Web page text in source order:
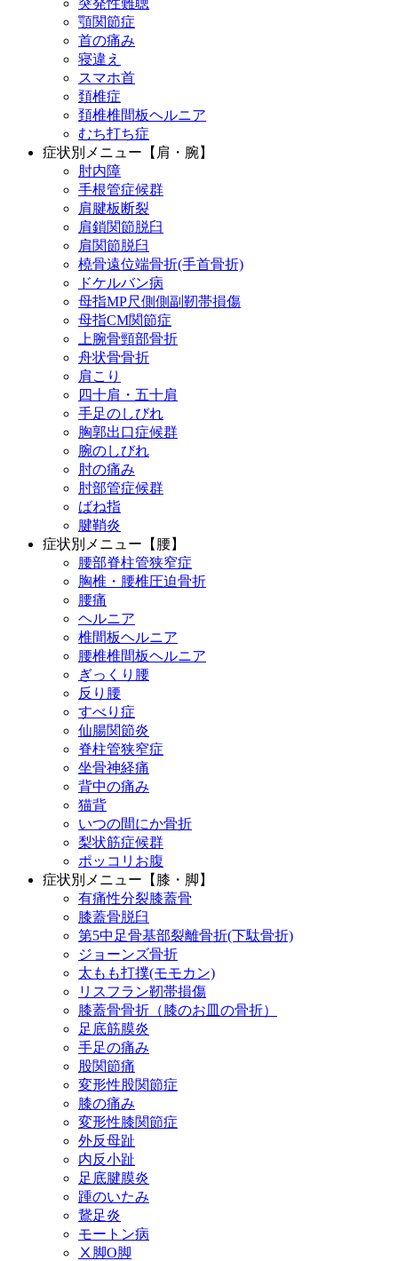
突発性難聴
顎関節症
首の痛み
寝違え
スマホ首
頚椎症
頚椎椎間板ヘルニア
むち打ち症
症状別メニュー【肩・腕】
肘内障
手根管症候群
肩腱板断裂
肩鎖関節脱臼
肩関節脱臼
橈骨遠位端骨折(手首骨折)
ドケルバン病
母指MP尺側側副靭帯損傷
母指CM関節症
上腕骨頸部骨折
舟状骨骨折
肩こり
四十肩・五十肩
手足のしびれ
胸郭出口症候群
腕のしびれ
肘の痛み
肘部管症候群
ばね指
腱鞘炎
症状別メニュー【腰】
腰部脊柱管狭窄症
胸椎・腰椎圧迫骨折
腰痛
ヘルニア
椎間板ヘルニア
腰椎椎間板ヘルニア
ぎっくり腰
反り腰
すべり症
仙腸関節炎
脊柱管狭窄症
坐骨神経痛
背中の痛み
猫背
いつの間にか骨折
梨状筋症候群
ポッコリお腹
症状別メニュー【膝・脚】
有痛性分裂膝蓋骨
膝蓋骨脱臼
第5中足骨基部裂離骨折(下駄骨折)
ジョーンズ骨折
太もも打撲(モモカン)
リスフラン靭帯損傷
膝蓋骨骨折（膝のお皿の骨折）
足底筋膜炎
手足の痛み
股関節痛
変形性股関節症
膝の痛み
変形性膝関節症
外反母趾
内反小趾
足底腱膜炎
踵のいたみ
鵞足炎
モートン病
Ⅹ脚O脚